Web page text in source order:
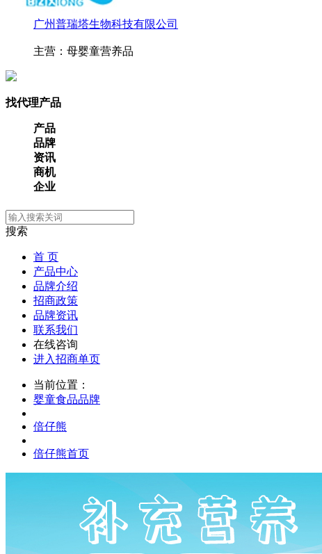
广州普瑞塔生物科技有限公司
主营：母婴童营养品
找代理产品
产品
品牌
资讯
商机
企业
搜索
首 页
产品中心
品牌介绍
招商政策
品牌资讯
联系我们
在线咨询
进入招商单页
当前位置：
婴童食品品牌
倍仔熊
倍仔熊首页